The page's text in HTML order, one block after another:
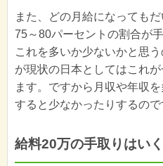
また、どの月給になっても
75～80パーセントの割合が
これを多いか少ないかと思
が現状の日本としてはこれ
ます。ですから月収や年収
すると少なかったりするので
給料20万の手取りはい